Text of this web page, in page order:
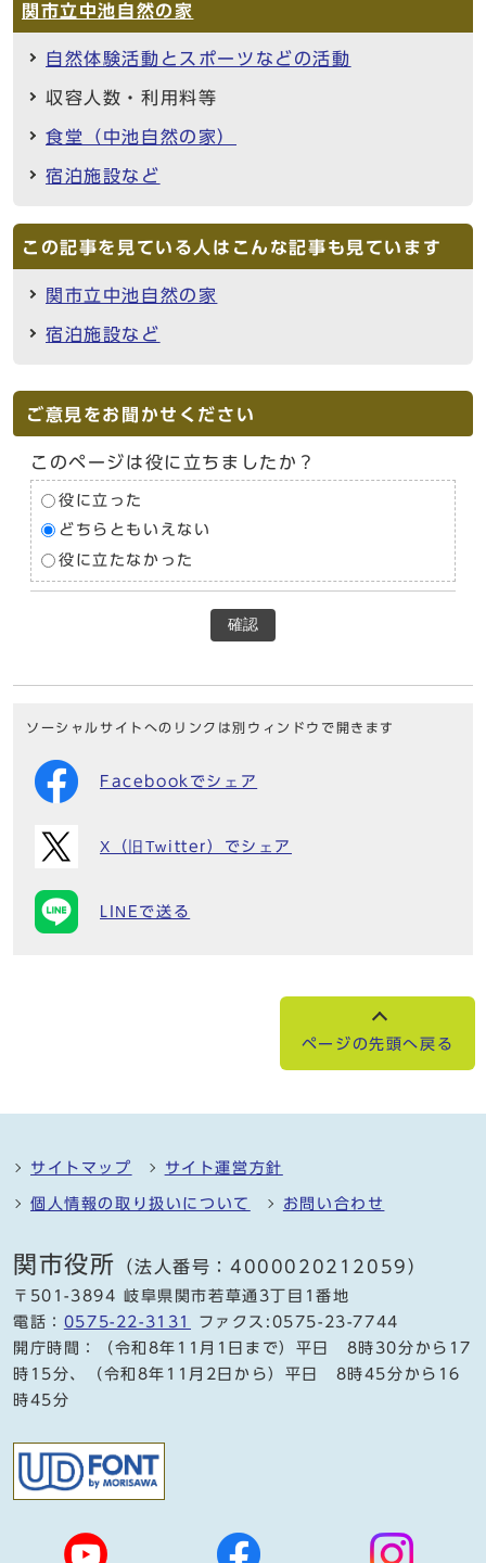
関市立中池自然の家
自然体験活動とスポーツなどの活動
収容人数・利用料等
食堂（中池自然の家）
宿泊施設など
この記事を見ている人はこんな記事も見ています
関市立中池自然の家
宿泊施設など
ご意見をお聞かせください
このページは役に立ちましたか？
役に立った
どちらともいえない
役に立たなかった
確認
ソーシャルサイトへのリンクは別ウィンドウで開きます
Facebookでシェア
X（旧Twitter）でシェア
LINEで送る
ページの先頭へ戻る
サイトマップ サイト運営方針
個人情報の取り扱いについて お問い合わせ
関市役所 （法人番号：4000020212059）
〒501-3894 岐阜県関市若草通3丁目1番地
電話： 0575-22-3131
ファクス:0575-23-7744
開庁時間：（令和8年11月1日まで）平日 8時30分から17
時15分、（令和8年11月2日から）平日 8時45分から16
時45分